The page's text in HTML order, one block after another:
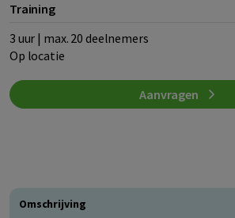
Training
3 uur | max. 20 deelnemers
Op locatie
Aanvragen
Omschrijving